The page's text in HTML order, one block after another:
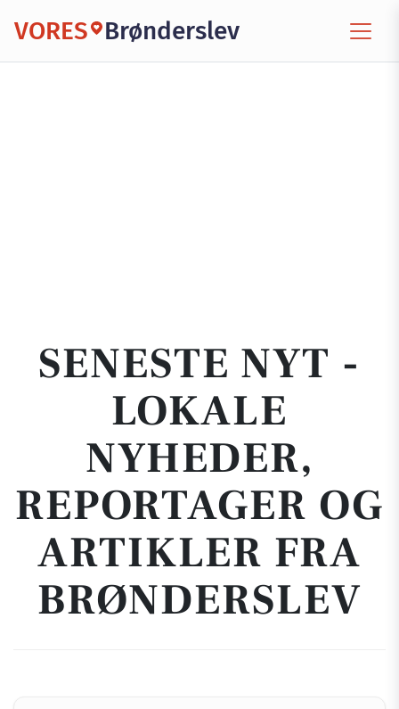
VORES Brønderslev
SENESTE NYT -
LOKALE
NYHEDER,
REPORTAGER OG
ARTIKLER FRA
BRØNDERSLEV